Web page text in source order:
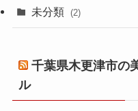
未分類 (2)
千葉県木更津市の
ル